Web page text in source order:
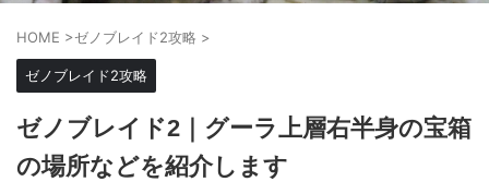
HOME >ゼノブレイド2攻略 >
ゼノブレイド2攻略
ゼノブレイド2｜グーラ上層右半身の宝箱
の場所などを紹介します